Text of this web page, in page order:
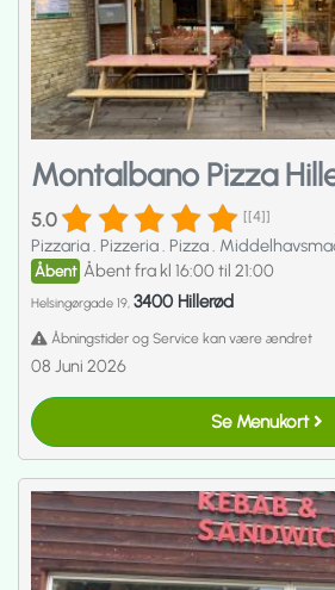
Montalbano Pizza
5.0 [[4]]
Pizzaria. Pizzeria. Pizza.
Åbent Åbent fra kl 16:00 til 21:00
Helsingørgade 19, 3400 Hillerød
Åbningstider og Service kan være ændret
08 Juni 2026
Se Menukort